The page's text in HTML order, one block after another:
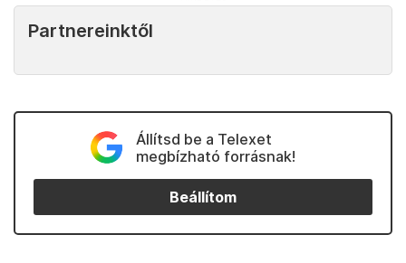
Partnereinktől
Állítsd be a Telexet
megbízható forrásnak!
Beállítom